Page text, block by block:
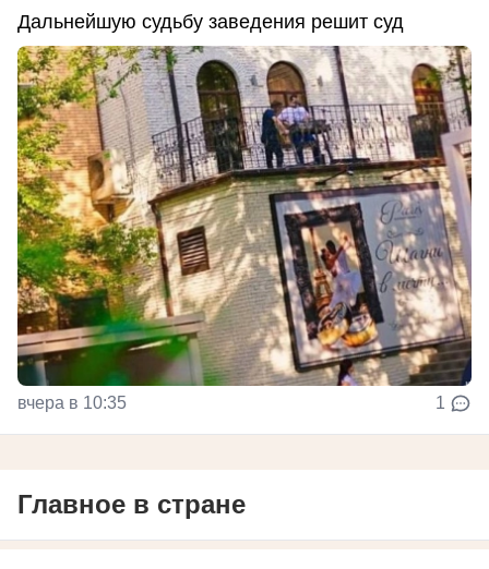
Дальнейшую судьбу заведения решит суд
вчера в 10:35 1
Главное в стране